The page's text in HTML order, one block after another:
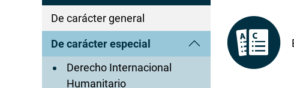
De carácter general
De carácter especial
Derecho Internacional
Humanitario